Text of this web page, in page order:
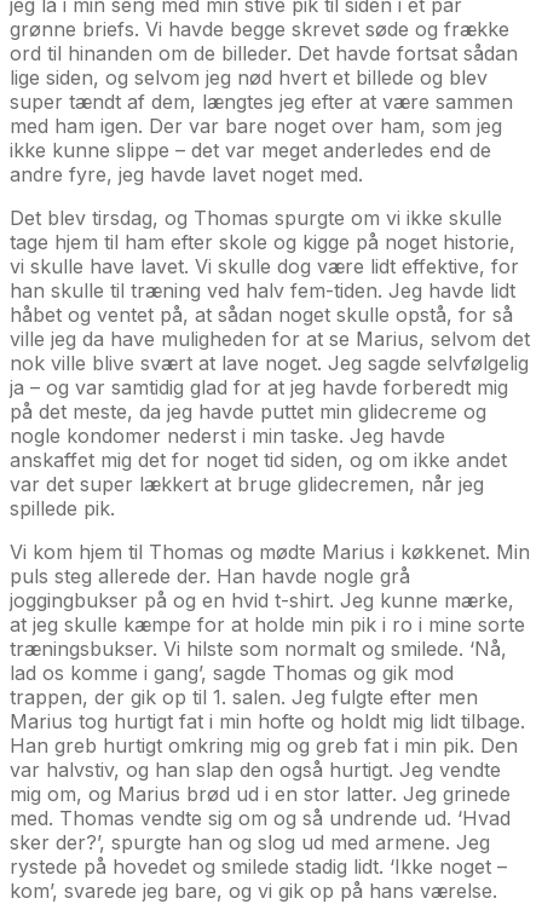
grønne briefs. Vi havde begge skrevet søde og frække
ord til hinanden om de billeder. Det havde fortsat sådan
lige siden, og selvom jeg nød hvert et billede og blev
super tændt af dem, længtes jeg efter at være sammen
med ham igen. Der var bare noget over ham, som jeg
ikke kunne slippe – det var meget anderledes end de
andre fyre, jeg havde lavet noget med.
Det blev tirsdag, og Thomas spurgte om vi ikke skulle
tage hjem til ham efter skole og kigge på noget historie,
vi skulle have lavet. Vi skulle dog være lidt effektive, for
han skulle til træning ved halv fem-tiden. Jeg havde lidt
håbet og ventet på, at sådan noget skulle opstå, for så
ville jeg da have muligheden for at se Marius, selvom det
nok ville blive svært at lave noget. Jeg sagde selvfølgelig
ja – og var samtidig glad for at jeg havde forberedt mig
på det meste, da jeg havde puttet min glidecreme og
nogle kondomer nederst i min taske. Jeg havde
anskaffet mig det for noget tid siden, og om ikke andet
var det super lækkert at bruge glidecremen, når jeg
spillede pik.
Vi kom hjem til Thomas og mødte Marius i køkkenet. Min
puls steg allerede der. Han havde nogle grå
joggingbukser på og en hvid t-shirt. Jeg kunne mærke,
at jeg skulle kæmpe for at holde min pik i ro i mine sorte
træningsbukser. Vi hilste som normalt og smilede. ‘Nå,
lad os komme i gang’, sagde Thomas og gik mod
trappen, der gik op til 1. salen. Jeg fulgte efter men
Marius tog hurtigt fat i min hofte og holdt mig lidt tilbage.
Han greb hurtigt omkring mig og greb fat i min pik. Den
var halvstiv, og han slap den også hurtigt. Jeg vendte
mig om, og Marius brød ud i en stor latter. Jeg grinede
med. Thomas vendte sig om og så undrende ud. ‘Hvad
sker der?’, spurgte han og slog ud med armene. Jeg
rystede på hovedet og smilede stadig lidt. ‘Ikke noget –
kom’, svarede jeg bare, og vi gik op på hans værelse.